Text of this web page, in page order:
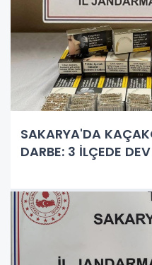
SAKARYA'DA
DARBE: 3 İLÇEDE